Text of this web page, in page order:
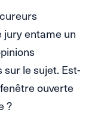
entame un
le sujet. Est-
ouverte
?